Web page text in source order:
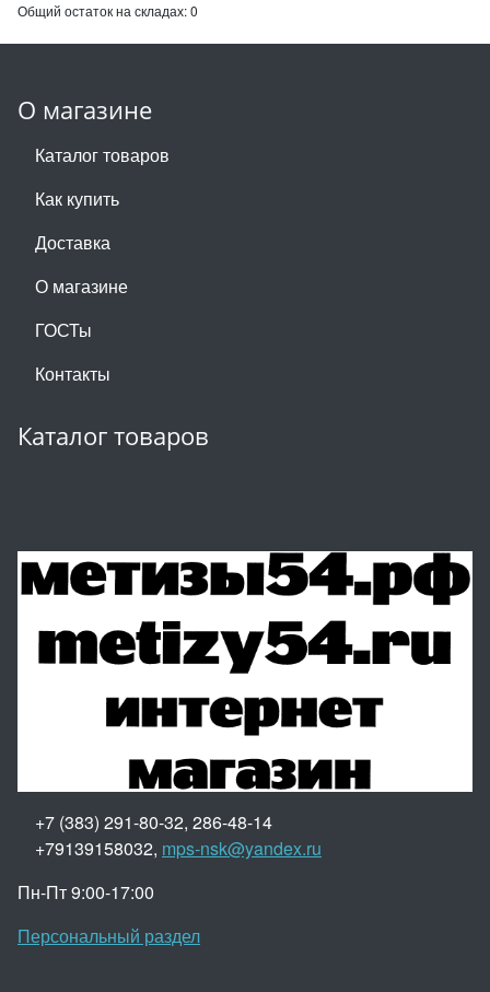
Общий остаток на складах:0
О магазине
Каталог товаров
Как купить
Доставка
О магазине
ГОСТы
Контакты
Каталог товаров
+7 (383) 291-80-32, 286-48-14
+79139158032, mps-nsk@yandex.ru
Пн-Пт 9:00-17:00
Персональный раздел